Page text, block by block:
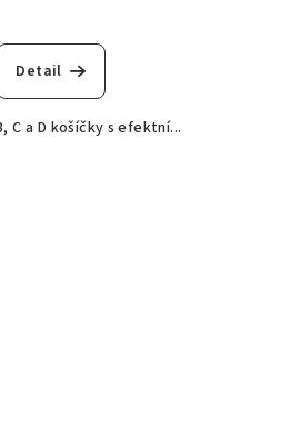
Detail
C a D košíčky s efektní...